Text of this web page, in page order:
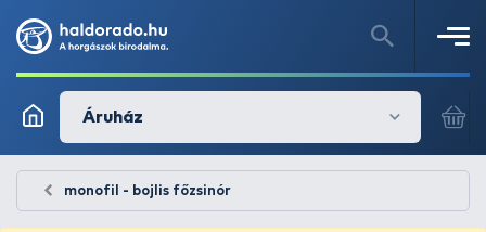
Áruház
monofil - bojlis főzsinór